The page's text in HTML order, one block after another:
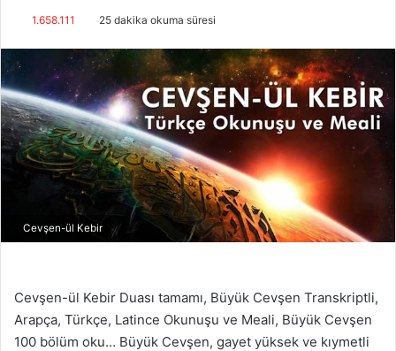
1.658.111 25 dakika okuma süresi
Cevşen-ül Kebir
Cevşen-ül Kebir Duası tamamı, Büyük Cevşen Transkriptli,
Arapça, Türkçe, Latince Okunuşu ve Meali, Büyük Cevşen
100 bölüm oku… Büyük Cevşen, gayet yüksek ve kıymetli